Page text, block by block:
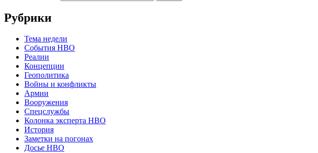
Рубрики
Тема недели
События НВО
Реалии
Концепции
Геополитика
Войны и конфликты
Армии
Вооружения
Спецслужбы
Колонка эксперта НВО
История
Заметки на погонах
Досье НВО